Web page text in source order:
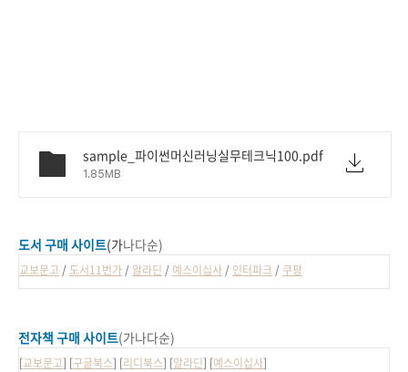
sample_파이썬머신러닝실무테크닉100.pdf
1.85MB
도서 구매 사이트(가나다순)
교보문고 / 도서11번가 / 알라딘 / 예스이십사 / 인터파크 / 쿠팡
전자책 구매 사이트(가나다순)
[교보문고] [구글북스] [리디북스] [알라딘] [예스이십사]